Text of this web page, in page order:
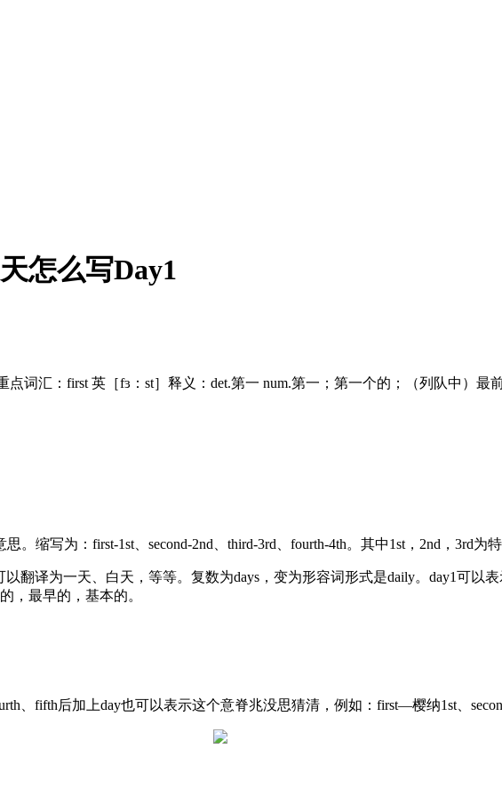
怎么写Day1
点词汇：first 英［fɜ：st］释义：det.第一 num.第一；第一个的；（列队中）
。缩写为：first-1st、second-2nd、third-3rd、fourth-4th。其中1st，2nd，3rd为
翻译为一天、白天，等等。复数为days，变为形容词形式是daily。day1可以
，最早的，基本的。
、fifth后加上day也可以表示这个意脊兆没思猜清，例如：first—樱纳1st、